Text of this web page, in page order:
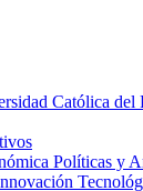
Católica del
Políticas y